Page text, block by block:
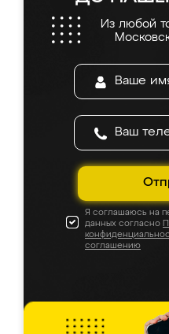
Из любой
Я соглашаюсь на
данных согласно
соглашению